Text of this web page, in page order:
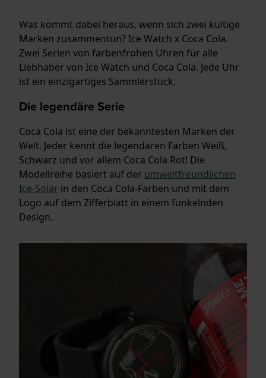
Was kommt dabei heraus, wenn sich zwei kultige
Marken zusammentun? Ice Watch x Coca Cola.
Zwei Serien von farbenfrohen Uhren für alle
Liebhaber von Ice Watch und Coca Cola. Jede Uhr
ist ein einzigartiges Sammlerstück.
Die legendäre Serie
Coca Cola ist eine der bekanntesten Marken der
Welt. Jeder kennt die legendären Farben Weiß,
Schwarz und vor allem Coca Cola Rot! Die
Modellreihe basiert auf der umweltfreundlichen
Ice-Solar in den Coca Cola-Farben und mit dem
Logo auf dem Zifferblatt in einem funkelnden
Design.